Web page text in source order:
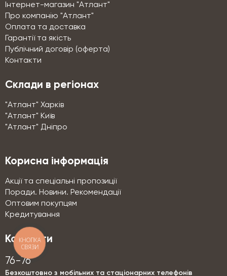
Інтернет-магазин "Атлант"
Про компанію "Атлант"
Оплата та доставка
Гарантії та якість
Публічний договір (оферта)
Контакти
Склади в регіонах
"Атлант" Харків
"Атлант" Київ
"Атлант" Дніпро
Корисна інформація
Акції та спеціальні пропозиції
Поради. Новини. Рекомендації
Оптовим покупцям
Кредитування
Контакти
76-76
Безкоштовно з мобільних та стаціонарних телефонів
КНОПКА
СВЯЗИ